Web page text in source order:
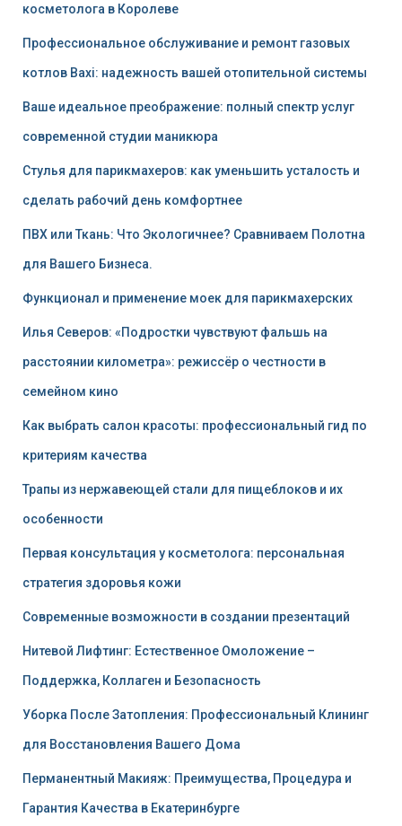
косметолога в Королеве
Профессиональное обслуживание и ремонт газовых
котлов Baxi: надежность вашей отопительной системы
Ваше идеальное преображение: полный спектр услуг
современной студии маникюра
Стулья для парикмахеров: как уменьшить усталость и
сделать рабочий день комфортнее
ПВХ или Ткань: Что Экологичнее? Сравниваем Полотна
для Вашего Бизнеса.
Функционал и применение моек для парикмахерских
Илья Северов: «Подростки чувствуют фальшь на
расстоянии километра»: режиссёр о честности в
семейном кино
Как выбрать салон красоты: профессиональный гид по
критериям качества
Трапы из нержавеющей стали для пищеблоков и их
особенности
Первая консультация у косметолога: персональная
стратегия здоровья кожи
Современные возможности в создании презентаций
Нитевой Лифтинг: Естественное Омоложение –
Поддержка, Коллаген и Безопасность
Уборка После Затопления: Профессиональный Клининг
для Восстановления Вашего Дома
Перманентный Макияж: Преимущества, Процедура и
Гарантия Качества в Екатеринбурге